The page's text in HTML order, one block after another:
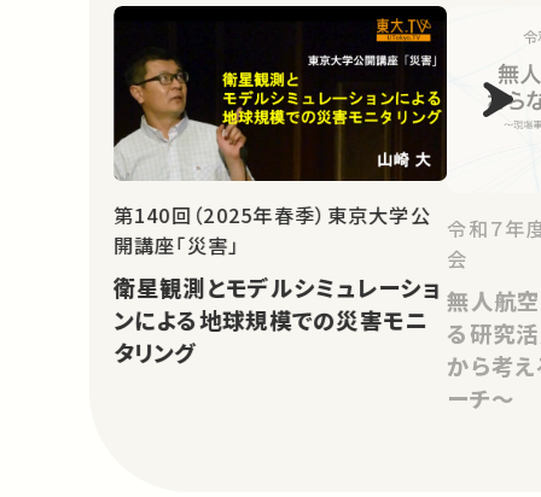
第140回（2025年春季）東京大学公
開講座「災害」
衛星観測とモデルシミュレーショ
ンによる地球規模での災害モニ
タリング
令和７年
会
無人航空
る研究
から考
ーチ～